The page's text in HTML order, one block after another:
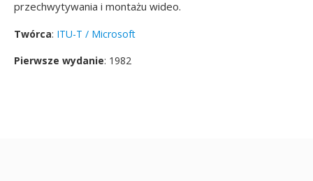
przechwytywania i montażu wideo.
Twórca: ITU-T / Microsoft
Pierwsze wydanie: 1982